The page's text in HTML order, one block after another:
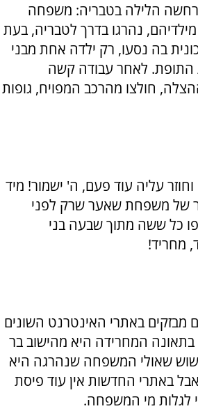
הלילה בטבריה: משפחה
נהרגו בדרך לטבריה, בעת
בה נסעו, רק ילדה אחת מבני
לאחר עבודה קשה
חולצו מהרכב המפויח, גופות
עליה עוד פעם, ה' ישמור! מיד
של משפחת שאער שרק לפני
כל ששה מתוך שבעה בני
מחריד!
מבזקים באתרי האינטרנט השונים
המחרידה היא מהישוב בר
שאולי המשפחה שנהרגה היא
באתרי החדשות אין עוד פיסת
לגלות מי המשפחה.